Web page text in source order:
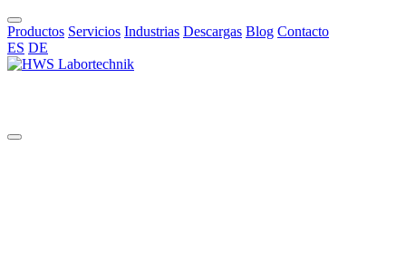
Productos Servicios Industrias Descargas Blog Contacto
ES DE